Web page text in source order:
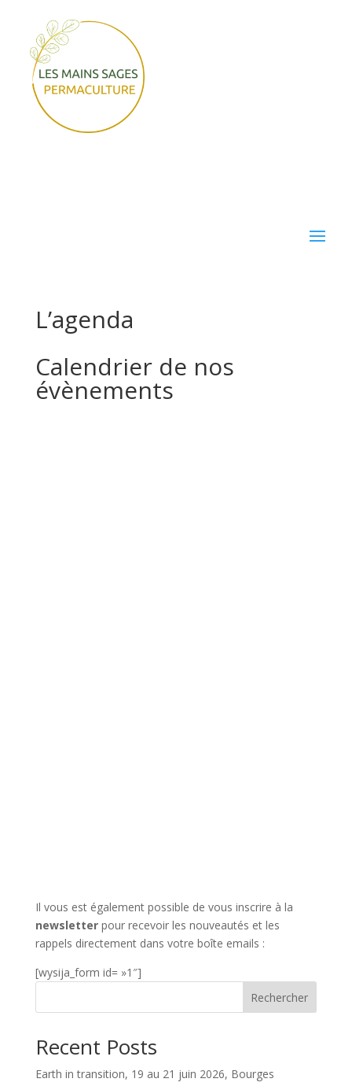
L’agenda
Calendrier de nos
évènements
Il vous est également possible de vous inscrire à la
newsletterpour recevoir les nouveautés et les
rappels directement dans votre boîte emails :
[wysija_form id= »1″]
Rechercher
Recent Posts
Earth in transition, 19 au 21 juin 2026, Bourges